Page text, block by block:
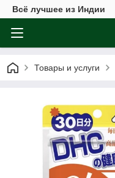
Всё лучшее из Индии
Товары и услуги